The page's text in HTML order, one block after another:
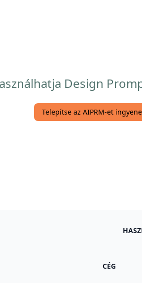
Design
Telepítse az AIPRM-et
CÉG